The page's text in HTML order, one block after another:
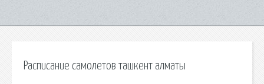
Расписание самолетов ташкент алматы